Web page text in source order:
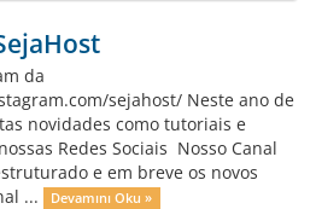
da
sejahost/ Neste ano de
novidades como tutoriais e
Redes Sociais Nosso Canal
e em breve os novos
...
Devamını Oku »